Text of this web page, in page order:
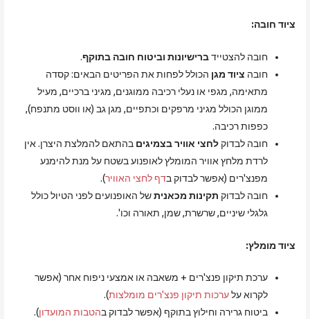
ציוד חובה:
חובה להצטיידברישיונות וביטוח חובה בתוקף.
חובה ציוד מגן הכולל לפחות את הפריטים הבאים: קסדה
מתאימה, מגפי או נעלי רכיבה ממוגנים, מגיני ברכיים, מעיל
ממוגן הכולל מגיני מרפקים וכתפיים, מגן גב (או ווסט מתנפח),
כפפות רכיבה.
חובה לבדוקלחצי אוויר בצמיגים בהתאם להמלצת היצרן. אין
לרדת מלחץ אוויר המומלץ לאופנוע בשטח על מנת להימנע
מפנצ'רים (אפשר לבדוק בדף לחצי האוויר).
חובה לבדוק תקינות מכאניתשל האופנועים לפני הטיול כולל
גלגלי שיניים, שרשרת, שמן, תאורה וכו'.
ציוד מומלץ:
ערכת תיקון פנצ'רים + משאבה או אמצעי ניפוח אחר (אפשר
לקרוא עלערכות תיקון פנצ'רים מומלצות).
ביטוח גרירה וחילוץ בתוקף (אפשר לבדוק בהטבות המועדון).